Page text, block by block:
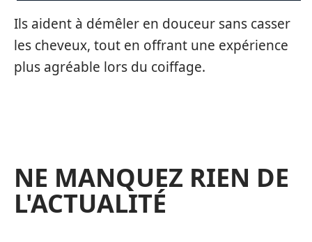
Ils aident à démêler en douceur sans casser
les cheveux, tout en offrant une expérience
plus agréable lors du coiffage.
NE MANQUEZ RIEN DE
L'ACTUALITÉ